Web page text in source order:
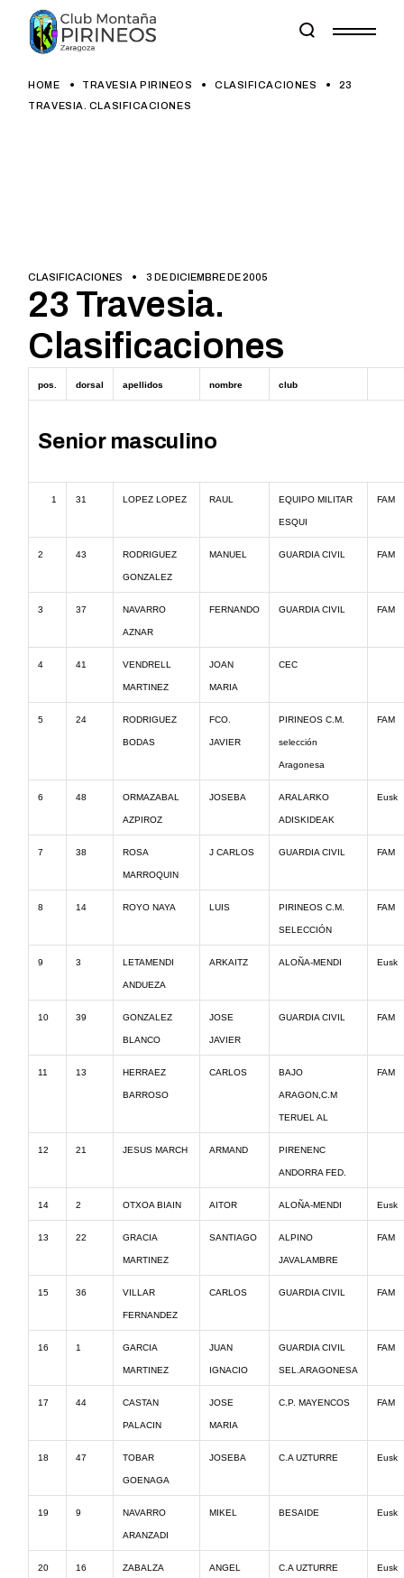
content
HOME TRAVESIA PIRINEOS CLASIFICACIONES
23
TRAVESIA. CLASIFICACIONES
CLASIFICACIONES 3 DE DICIEMBRE DE 2005
23 Travesia.
Clasificaciones
pos. dorsal apellidos nombre club
Senior masculino
1 31 LOPEZ LOPEZ RAUL EQUIPO MILITAR
ESQUI
FAM
2 43 RODRIGUEZ
GONZALEZ
MANUEL GUARDIA CIVIL FAM
3 37 NAVARRO
AZNAR
FERNANDO GUARDIA CIVIL FAM
4 41 VENDRELL
MARTINEZ
JOAN
MARIA
CEC
5 24 RODRIGUEZ
BODAS
FCO.
JAVIER
PIRINEOS C.M.
selección
Aragonesa
FAM
6 48 ORMAZABAL
AZPIROZ
JOSEBA ARALARKO
ADISKIDEAK
Eusk
7 38 ROSA
MARROQUIN
J CARLOS GUARDIA CIVIL FAM
8 14 ROYO NAYA LUIS PIRINEOS C.M.
SELECCIÓN
FAM
9 3 LETAMENDI
ANDUEZA
ARKAITZ ALOÑA-MENDI Eusk
10 39 GONZALEZ
BLANCO
JOSE
JAVIER
GUARDIA CIVIL FAM
11 13 HERRAEZ
BARROSO
CARLOS BAJO
ARAGON,C.M
TERUEL AL
FAM
12 21 JESUS MARCH ARMAND PIRENENC
ANDORRA FED.
14 2 OTXOA BIAIN AITOR ALOÑA-MENDI Eusk
13 22 GRACIA
MARTINEZ
SANTIAGO ALPINO
JAVALAMBRE
FAM
15 36 VILLAR
FERNANDEZ
CARLOS GUARDIA CIVIL FAM
16 1 GARCIA
MARTINEZ
JUAN
IGNACIO
GUARDIA CIVIL
SEL.ARAGONESA
FAM
17 44 CASTAN
PALACIN
JOSE
MARIA
C.P. MAYENCOS FAM
18 47 TOBAR
GOENAGA
JOSEBA C.A UZTURRE Eusk
19 9 NAVARRO
ARANZADI
MIKEL BESAIDE Eusk
20 16 ZABALZA ANGEL C.A UZTURRE Eusk